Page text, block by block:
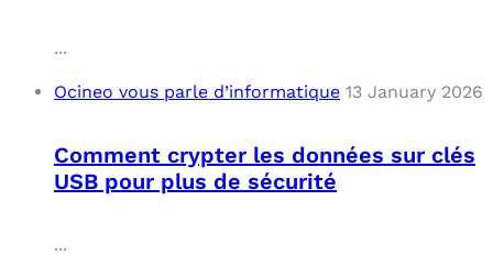
...
Ocineo vous parle d’informatique 13 January 2026
Comment crypter les données sur clés
USB pour plus de sécurité
...